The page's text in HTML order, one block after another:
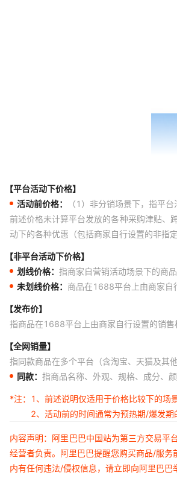
【平台活动下价格】
活动前价格：
（1）非分销场景下，指平
前述价格未计算平台发放的各种采购津贴、
动下的各种优惠（包括商家自行设置的非指
【非平台活动下价格】
划线价格： 指商家自营销活动场景下的商
未划线价格： 商品在1688平台上由商家自
【发布价】
指商品在1688平台上由商家自行设置的销售
【全网销量】
指同款商品在多个平台（含淘宝、天猫及其
同款： 指商品名称、外观、规格、成分、
*注：
1、前述说明仅适用于价格比较下的场景
2、活动前的时间通常为预热期/爆发
内容声明：阿里巴巴中国站为第三方交易平
经营者负责。阿里巴巴提醒您购买商品/服
内有任何违法/侵权信息，请立即向阿里巴巴